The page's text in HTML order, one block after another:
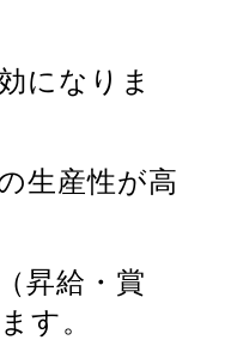
になりま
生産性が高
昇給・賞
す。